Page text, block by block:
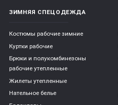
ЗИМНЯЯ СПЕЦОДЕЖДА
Костюмы рабочие зимние
Куртки рабочие
Брюки и полукомбинезоны
рабочие утепленные
Жилеты утепленные
Нательное белье